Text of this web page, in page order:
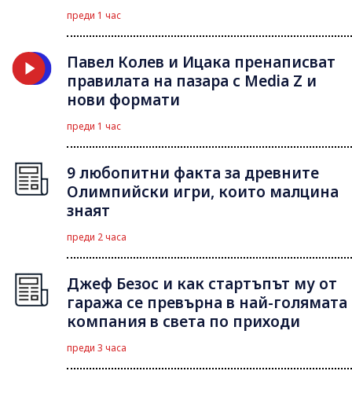
преди 1 час
Павел Колев и Ицака пренаписват
правилата на пазара с Media Z и
нови формати
преди 1 час
9 любопитни факта за древните
Олимпийски игри, които малцина
знаят
преди 2 часа
Джеф Безос и как стартъпът му от
гаража се превърна в най-голямата
компания в света по приходи
преди 3 часа